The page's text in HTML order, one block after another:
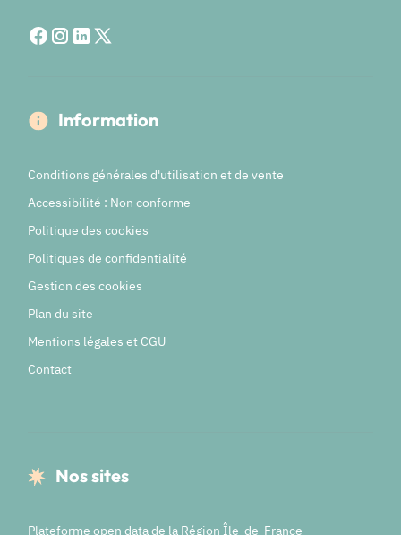
Information
Conditions générales d'utilisation et de vente
Accessibilité : Non conforme
Politique des cookies
Politiques de confidentialité
Gestion des cookies
Plan du site
Mentions légales et CGU
Contact
Nos sites
Plateforme open data de la Région Île-de-France